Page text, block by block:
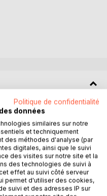
mais la réalité est tout
d'une vie qu'elle ne
l'Harmonie lorsqu'un
m'étais retrouvée mariée
Politique de confidentialité
données
similaires sur notre
et techniquement
des méthodes d'analyse (par
digitales, ainsi que le suivi
des visites sur notre site et la
des technologies de suivi à
effet au suivi côté serveur
permet d'utiliser des cookies,
suivi et des adresses IP sur